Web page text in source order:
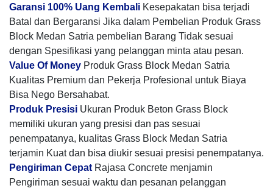
Garansi 100% Uang Kembali Kesepakatan bisa terjadi
Batal dan Bergaransi Jika dalam Pembelian Produk Grass
Block Medan Satria pembelian Barang Tidak sesuai
dengan Spesifikasi yang pelanggan minta atau pesan.
Value Of Money Produk Grass Block Medan Satria
Kualitas Premium dan Pekerja Profesional untuk Biaya
Bisa Nego Bersahabat.
Produk Presisi Ukuran Produk Beton Grass Block
memiliki ukuran yang presisi dan pas sesuai
penempatanya, kualitas Grass Block Medan Satria
terjamin Kuat dan bisa diukir sesuai presisi penempatanya.
Pengiriman Cepat Rajasa Concrete menjamin
Pengiriman sesuai waktu dan pesanan pelanggan